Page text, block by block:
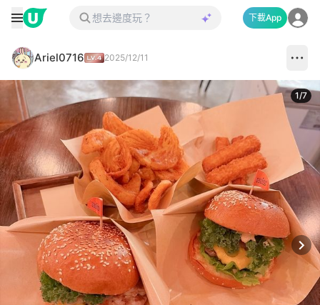
下載App
Ariel0716 2025/12/11
1/7